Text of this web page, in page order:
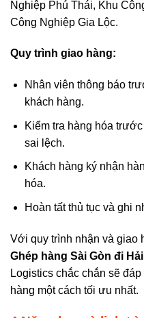
Nghiệp Phú Thái, Khu
Công Nghiệp Gia Lộc.
Quy trình giao hàng:
Nhân viên thông báo
khách hàng.
Kiểm tra hàng hóa
sai lệch.
Khách hàng ký nhận
hóa.
Hoàn tất thủ tục và ghi
Với quy trình nhận và giao
Ghép hàng Sài Gòn đi
Logistics chắc chắn sẽ
hàng một cách tối ưu nhất.